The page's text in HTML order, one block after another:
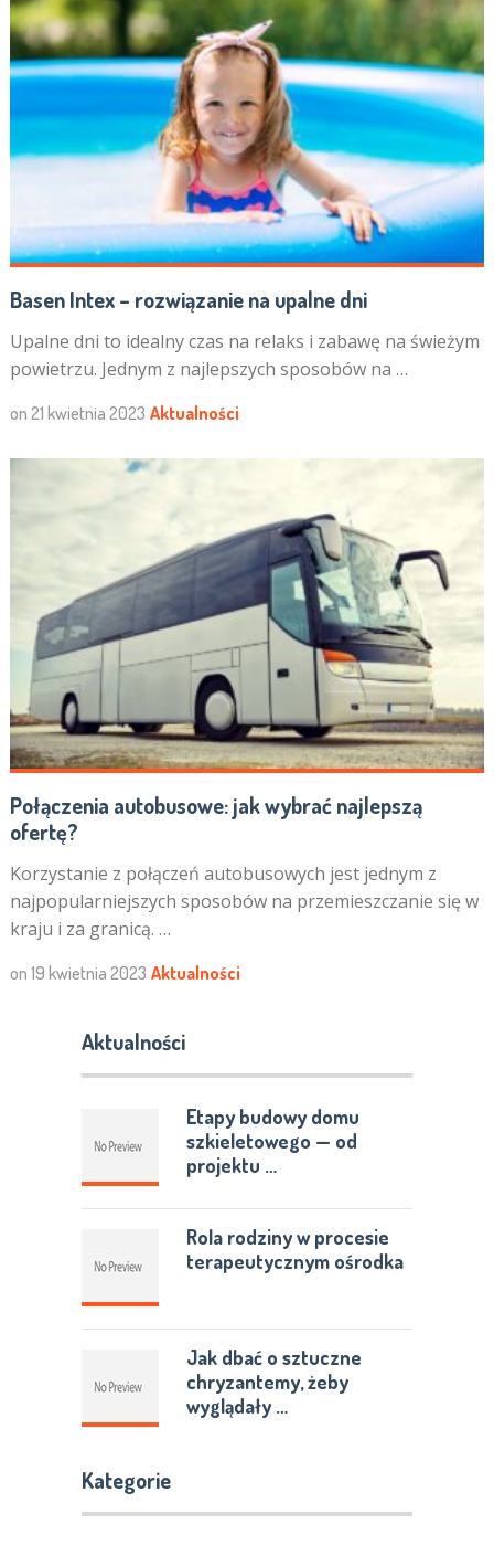
Basen Intex – rozwiązanie na upalne dni
Upalne dni to idealny czas na relaks i zabawę na świeżym
powietrzu. Jednym z najlepszych sposobów na …
on 21 kwietnia 2023 Aktualności
Połączenia autobusowe: jak wybrać najlepszą
ofertę?
Korzystanie z połączeń autobusowych jest jednym z
najpopularniejszych sposobów na przemieszczanie się w
kraju i za granicą. …
on 19 kwietnia 2023 Aktualności
Aktualności
Etapy budowy domu
szkieletowego — od
projektu …
Rola rodziny w procesie
terapeutycznym ośrodka
Jak dbać o sztuczne
chryzantemy, żeby
wyglądały …
Kategorie